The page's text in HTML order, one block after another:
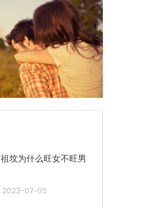
祖坟为什么旺女不旺男
2023-07-05